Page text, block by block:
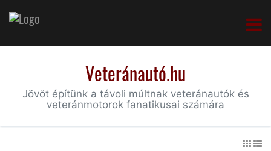
Veteránautó.hu
Jövőt építünk a távoli múltnak veteránautók és
veteránmotorok fanatikusai számára